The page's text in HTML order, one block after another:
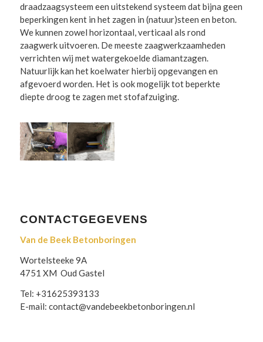
draadzaagsysteem een uitstekend systeem dat bijna geen
beperkingen kent in het zagen in (natuur)steen en beton.
We kunnen zowel horizontaal, verticaal als rond
zaagwerk uitvoeren. De meeste zaagwerkzaamheden
verrichten wij met watergekoelde diamantzagen.
Natuurlijk kan het koelwater hierbij opgevangen en
afgevoerd worden. Het is ook mogelijk tot beperkte
diepte droog te zagen met stofafzuiging.
CONTACTGEGEVENS
Van de Beek Betonboringen
Wortelsteeke 9A
4751 XM Oud Gastel
Tel: +31625393133
E-mail: contact@vandebeekbetonboringen.nl